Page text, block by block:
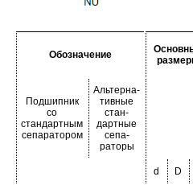
Обозначение
Подшипник
со
стандартным
сепаратором
Альтерна-
тивные
стан-
дартные
сепа-
раторы
d D